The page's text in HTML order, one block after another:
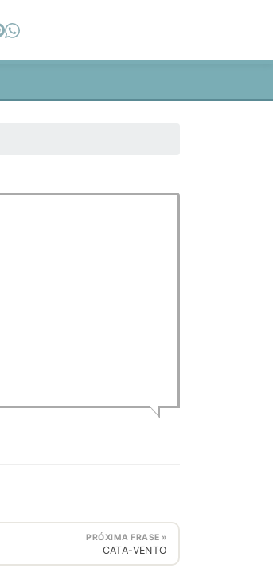
PRÓXIMA FRASE »
CATA-VENTO